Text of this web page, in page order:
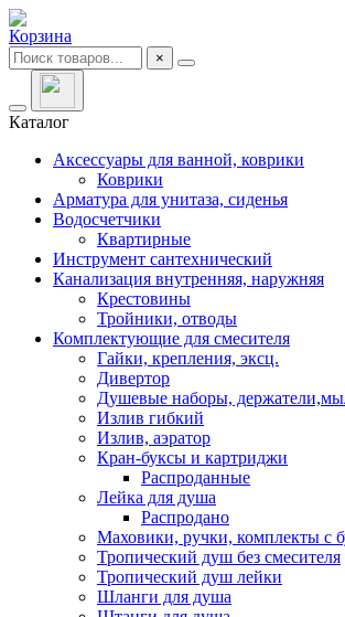
Корзина
×
Каталог
Аксессуары для ванной, коврики
Коврики
Арматура для унитаза, сиденья
Водосчетчики
Квартирные
Инструмент сантехнический
Канализация внутренняя, наружняя
Крестовины
Тройники, отводы
Комплектующие для смесителя
Гайки, крепления, эксц.
Дивертор
Душевые наборы,
Излив гибкий
Излив, аэратор
Кран-буксы и картриджи
Распроданные
Лейка для душа
Распродано
Маховики, ручки, комплекты с
Тропический душ без смесителя
Тропический душ лейки
Шланги для душа